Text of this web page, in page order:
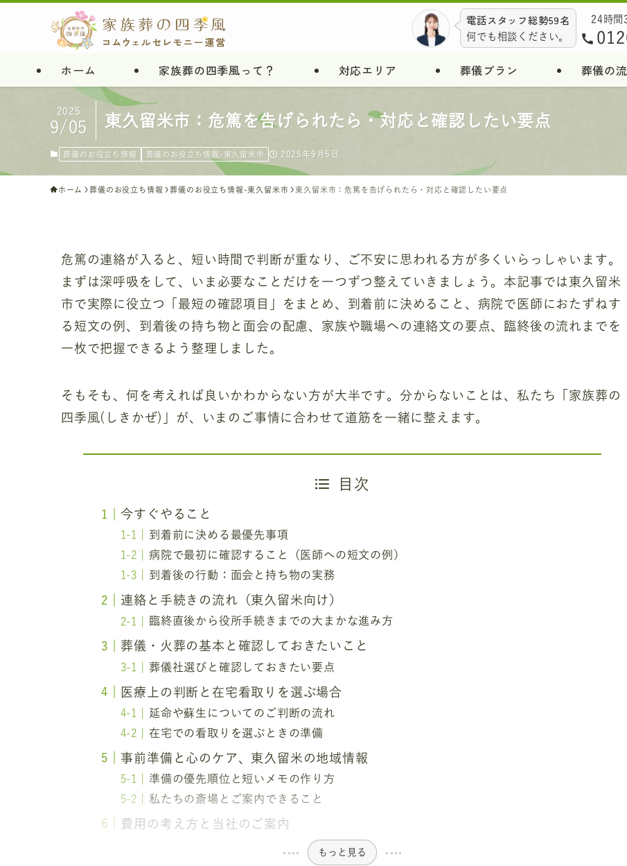
ホーム 家族葬の四季風って？ 対応エリア 葬儀プラン 葬儀の
電話スタッフ総勢59名
何でも相談ください。
24時間
東久留米市：危篤を告げられたら・対応と確認したい要点
2025
9/05
葬儀のお役立ち情報 葬儀のお役立ち情報-東久留米市 2025年9月5日
ホーム 葬儀のお役立ち情報 葬儀のお役立ち情報-東久留米市 東久留米市：危篤を告げられたら・対応と確認したい要点
危篤の連絡が入ると、短い時間で判断が重なり、ご不安に思われる方が多くいらっしゃいます。
まずは深呼吸をして、いま必要なことだけを一つずつ整えていきましょう。本記事では東久留米
市で実際に役立つ「最短の確認項目」をまとめ、到着前に決めること、病院で医師におたずねす
る短文の例、到着後の持ち物と面会の配慮、家族や職場への連絡文の要点、臨終後の流れまでを
一枚で把握できるよう整理しました。
そもそも、何を考えれば良いかわからない方が大半です。分からないことは、私たち「家族葬の
四季風(しきかぜ)」が、いまのご事情に合わせて道筋を一緒に整えます。
目次
今すぐやること
到着前に決める最優先事項
病院で最初に確認すること（医師への短文の例）
到着後の行動：面会と持ち物の実務
連絡と手続きの流れ（東久留米向け）
臨終直後から役所手続きまでの大まかな進み方
葬儀・火葬の基本と確認しておきたいこと
葬儀社選びと確認しておきたい要点
医療上の判断と在宅看取りを選ぶ場合
延命や蘇生についてのご判断の流れ
在宅での看取りを選ぶときの準備
事前準備と心のケア、東久留米の地域情報
準備の優先順位と短いメモの作り方
私たちの斎場とご案内できること
費用の考え方と当社のご案内
もっと見る